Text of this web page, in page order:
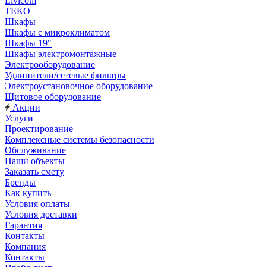
ТЕКО
Шкафы
Шкафы с микроклиматом
Шкафы 19"
Шкафы электромонтажные
Электрооборудование
Удлинители/сетевые фильтры
Электроустановочное оборудование
Щитовое оборудование
Акции
Услуги
Проектирование
Комплексные системы безопасности
Обслуживание
Наши объекты
Заказать смету
Бренды
Как купить
Условия оплаты
Условия доставки
Гарантия
Контакты
Компания
Контакты